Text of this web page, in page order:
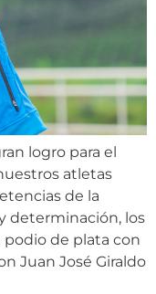
logro para el
atletas
de la
determinación, los
de plata con
Juan José Giraldo